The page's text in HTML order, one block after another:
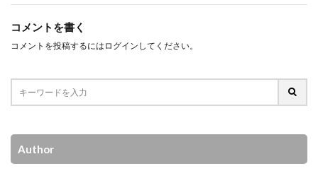
コメントを書く
コメントを投稿するには ログイン してください。
Author